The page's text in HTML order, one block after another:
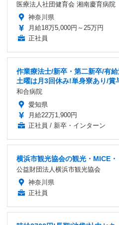
医療法人社団健育会 湘南慶育病院
神奈川県
月給18万5,000円～25万円
正社員
作業療法士/新卒・第二新卒/有
土曜は月3回休み!単身寮あり/賞
和合病院
愛知県
月給22万1,900円
正社員 / 新卒・インターン
横浜市観光協会の観光・MICE
公益財団法人横浜市観光協会
神奈川県
正社員